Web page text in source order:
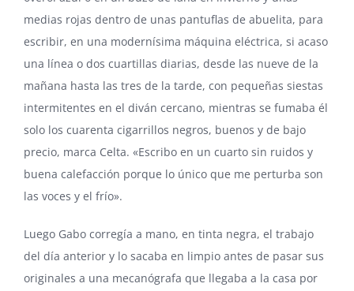
medias rojas dentro de unas pantuflas de abuelita, para
escribir, en una modernísima máquina eléctrica, si acaso
una línea o dos cuartillas diarias, desde las nueve de la
mañana hasta las tres de la tarde, con pequeñas siestas
intermitentes en el diván cercano, mientras se fumaba él
solo los cuarenta cigarrillos negros, buenos y de bajo
precio, marca Celta. «Escribo en un cuarto sin ruidos y
buena calefacción porque lo único que me perturba son
las voces y el frío».
Luego Gabo corregía a mano, en tinta negra, el trabajo
del día anterior y lo sacaba en limpio antes de pasar sus
originales a una mecanógrafa que llegaba a la casa por